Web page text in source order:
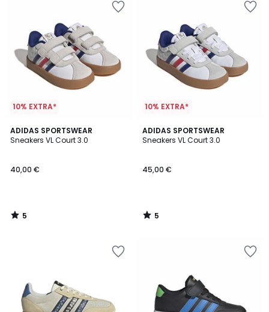
10% EXTRA*
ADIDAS SPORTSWEAR
Sneakers VL Court 3.0
40,00 €
5
/
5
/
10% EXTRA*
ADIDAS SPORTSWEAR
Sneakers VL Court 3.0
45,00 €
5
/
5
/